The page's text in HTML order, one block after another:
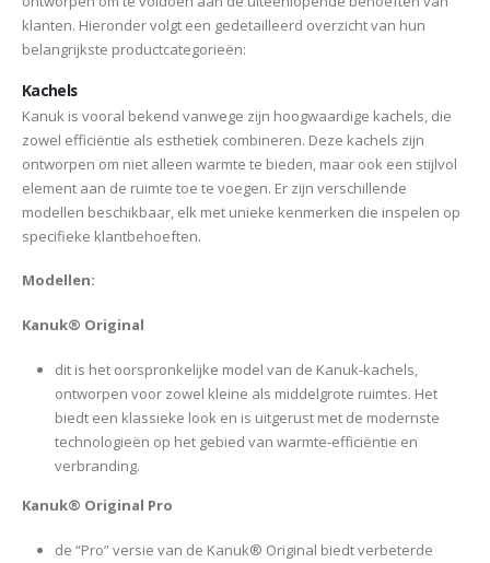
klanten. Hieronder volgt een gedetailleerd overzicht van hun
belangrijkste productcategorieën:
Kachels
Kanuk is vooral bekend vanwege zijn hoogwaardige kachels, die
zowel efficiëntie als esthetiek combineren. Deze kachels zijn
ontworpen om niet alleen warmte te bieden, maar ook een stijlvol
element aan de ruimte toe te voegen. Er zijn verschillende
modellen beschikbaar, elk met unieke kenmerken die inspelen op
specifieke klantbehoeften.
Modellen:
Kanuk® Original
dit is het oorspronkelijke model van de Kanuk-kachels,
ontworpen voor zowel kleine als middelgrote ruimtes. Het
biedt een klassieke look en is uitgerust met de modernste
technologieën op het gebied van warmte-efficiëntie en
verbranding.
Kanuk® Original Pro
de “Pro” versie van de Kanuk® Original biedt verbeterde